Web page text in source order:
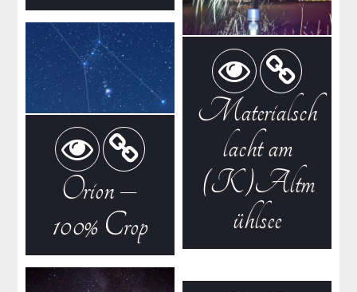
Materialsch
lacht am
(K)Altm
ühlsee
Orion –
100% Crop